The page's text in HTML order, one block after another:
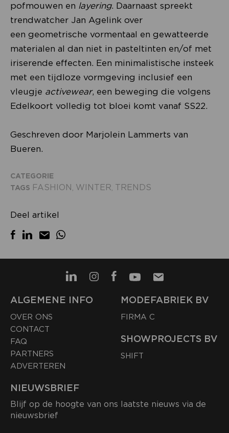
pofmouwen en layering. Daarnaast spreekt
trendwatcher Jan Agelink over
een geometrische vormentaal en gewatteerde
materialen al dan niet in pasteltinten en/of met
iriserende effecten. Een minimalistische insteek
met een tijdloze vormgeving inclusief een
vleugje activewear, een beweging die volgens
Edelkoort volledig tot bloei komt vanaf SS22.
Geschreven door Marjolein Lammerts van
Bueren.
CATEGORIE
TAGS FASHION , WINTER, TRENDS
Deel artikel
ALGEMENE INFO
OVER ONS
CONTACT
FAQ
PARTNERS
ADVERTEREN
MODEFABRIEK BV
FIRMA C
SHOWPROJECTS BV
SHIFT
NIEUWSBRIEF
Blijf op de hoogte van ons laatste nieuws via de
nieuwsbrief